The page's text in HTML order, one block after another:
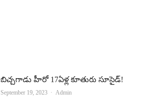
బిచ్చగాడు హీరో 17ఏళ్ల కూతురు సూసైడ్‌!
September 19, 2023 Author
Admin